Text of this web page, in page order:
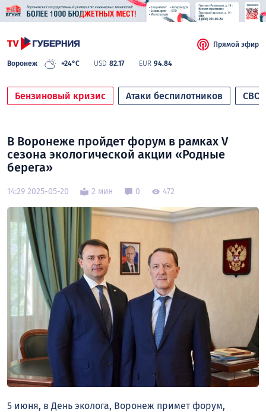
Воронеж +24°C USD 82.17 EUR 94.84
Прямой эфир
Бензиновый кризис Атаки беспилотников СВО
В Воронеже пройдет форум в рамках V
сезона экологической акции «Родные
берега»
14:29 2025-05-20 2 мин 0 472
5 июня, в День эколога, Воронеж примет форум,